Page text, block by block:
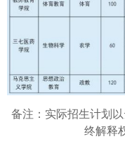
备注：实际招生计划
终解释